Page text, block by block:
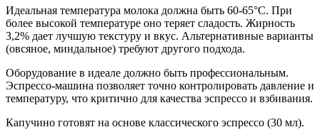
Идеальная температура молока должна быть 60-65°C. При
более высокой температуре оно теряет сладость. Жирность
3,2% дает лучшую текстуру и вкус. Альтернативные варианты
(овсяное, миндальное) требуют другого подхода.
Оборудование в идеале должно быть профессиональным.
Эспрессо-машина позволяет точно контролировать давление и
температуру, что критично для качества эспрессо и взбивания.
Капучино готовят на основе классического эспрессо (30 мл).